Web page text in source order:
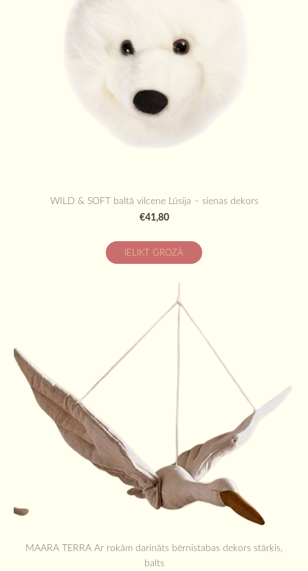
WILD & SOFT baltā vilcene Lūsija – sienas dekors
€41,80
IELIKT GROZĀ
MAARA TERRA Ar rokām darināts bērnistabas dekors stārķis,
balts